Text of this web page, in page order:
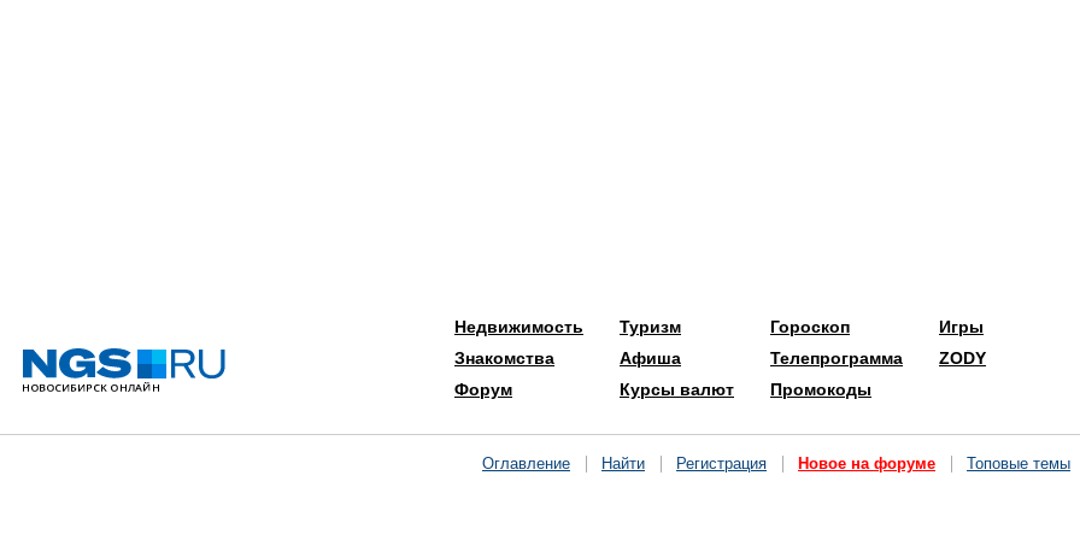
Недвижимость
Знакомства
Форум
Туризм
Афиша
Курсы валют
Гороскоп
Телепрограмма
Промокоды
Игры
ZODY
Оглавление Найти Регистрация Новое на форуме Топовые темы